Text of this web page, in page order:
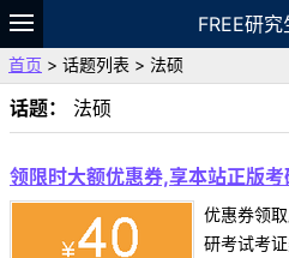
FREE研
题库
故事 专题
VIP
资料
首页 > 话题列表 > 法硕
话题： 法硕
领限时大额优惠券,享本站正版
优惠券领
研考试考